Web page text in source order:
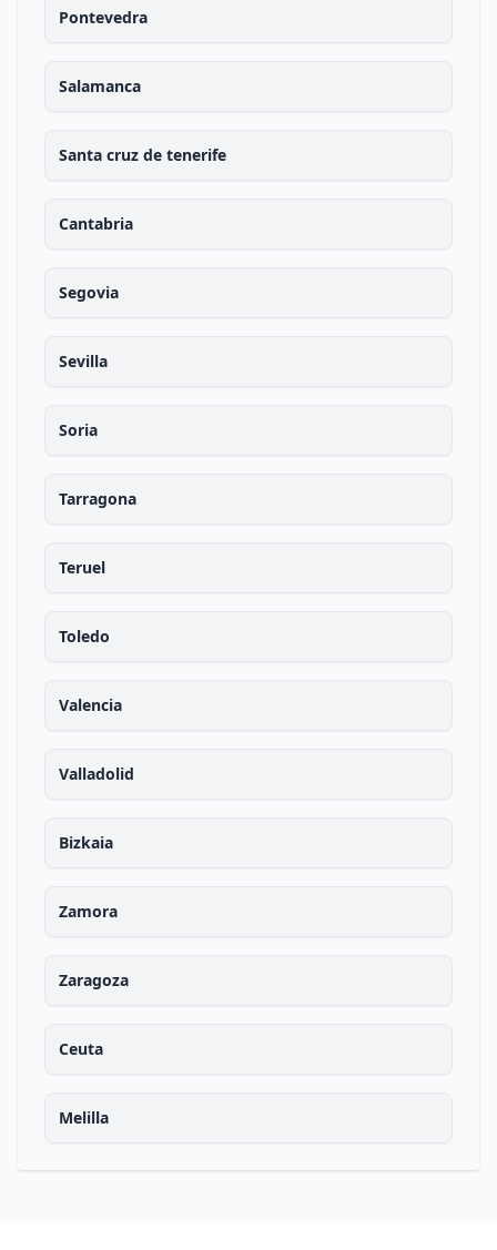
Pontevedra
Salamanca
Santa cruz de tenerife
Cantabria
Segovia
Sevilla
Soria
Tarragona
Teruel
Toledo
Valencia
Valladolid
Bizkaia
Zamora
Zaragoza
Ceuta
Melilla